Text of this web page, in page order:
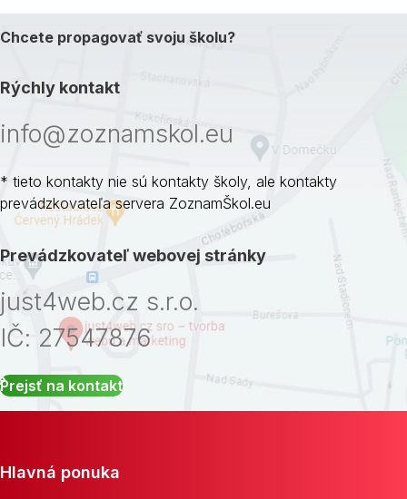
Chcete propagovať svoju školu?
Rýchly kontakt
info@zoznamskol.eu
* tieto kontakty nie sú kontakty školy, ale kontakty
prevádzkovateľa servera ZoznamŠkol.eu
Prevádzkovateľ webovej stránky
just4web.cz s.r.o.
IČ: 27547876
Prejsť na kontakt
Hlavná ponuka